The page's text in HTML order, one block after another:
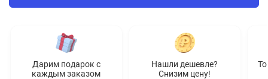
Дарим подарок с
каждым заказом
Нашли дешевле?
Снизим цену!